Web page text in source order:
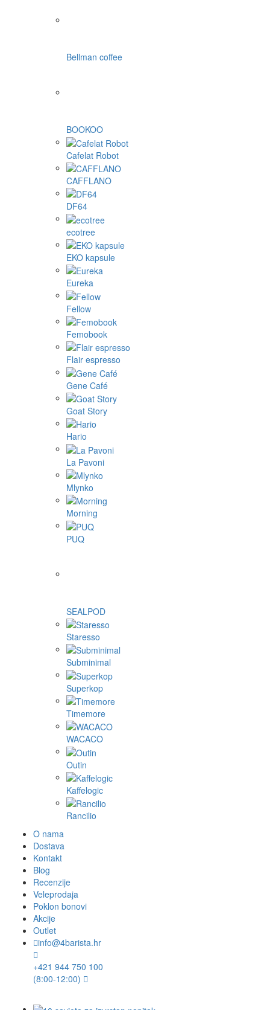
Bellman coffee
BOOKOO
Cafelat Robot
CAFFLANO
DF64
ecotree
EKO kapsule
Eureka
Fellow
Femobook
Flair espresso
Gene Café
Goat Story
Hario
La Pavoni
Mlynko
Morning
PUQ
SEALPOD
Staresso
Subminimal
Superkop
Timemore
WACACO
Outin
Kaffelogic
Rancilio
O nama
Dostava
Kontakt
Blog
Recenzije
Veleprodaja
Poklon bonovi
Akcije
Outlet
info@4barista.hr
+421 944 750 100
(8:00-12:00)